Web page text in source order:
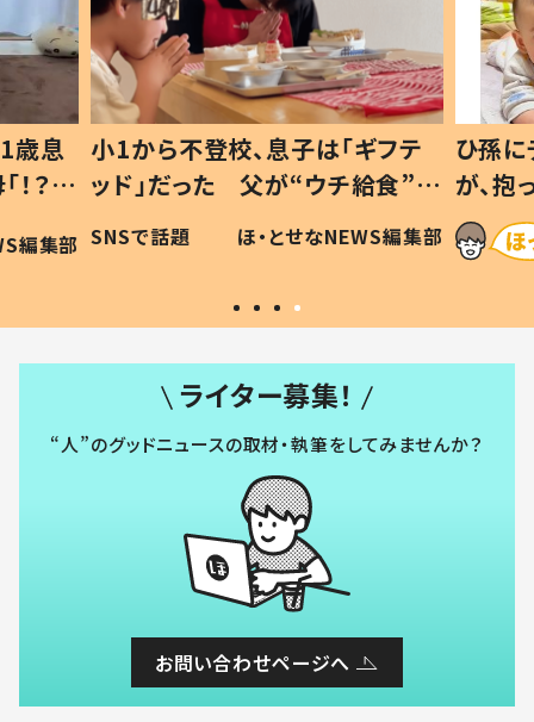
歳息
？」
編集部
小1から不登校、息子は「ギフテ
ッド」だった 父が“ウチ給食”を
作り続ける理由とは #令和の親
#令和の子
SNSで話題 ほ・とせなNEWS編集部
ひ孫
が、
「涙が
い」
ライター募集！
“人”のグッドニュースの取材・執筆をしてみませんか？
お問い合わせページへ